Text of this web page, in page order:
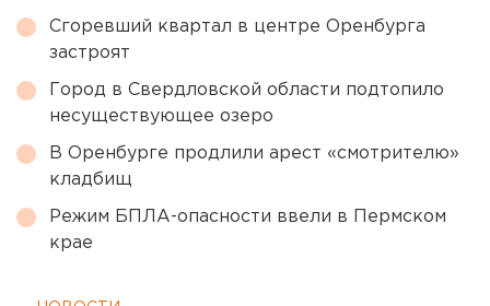
Сгоревший квартал в центре Оренбурга
застроят
Город в Свердловской области подтопило
несуществующее озеро
В Оренбурге продлили арест «смотрителю»
кладбищ
Режим БПЛА-опасности ввели в Пермском
крае